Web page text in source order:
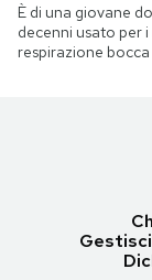
È di una giovane
decenni usato per
respirazione